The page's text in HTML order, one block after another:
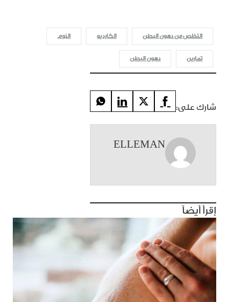
التخلص من دهون البطن الكارديو النوم
تمارين دهون البطن
شارك على:
ELLEMAN
إقرأ أيضاً